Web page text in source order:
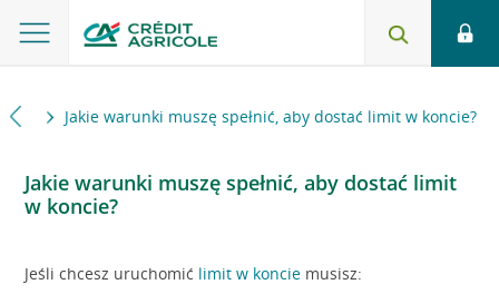
Jakie warunki muszę spełnić, aby dostać limit w koncie?
Jakie warunki muszę spełnić, aby dostać limit
w koncie?
Jeśli chcesz uruchomić limit w koncie musisz: